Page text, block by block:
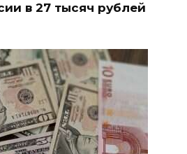
в 27 тысяч рублей